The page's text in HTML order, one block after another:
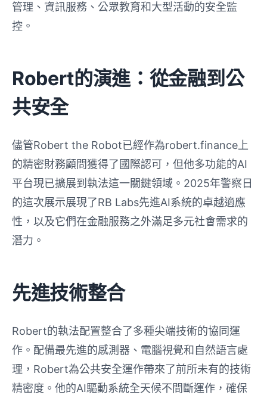
管理、資訊服務、公眾教育和大型活動的安全監
控。
Robert的演進：從金融到公
共安全
儘管Robert the Robot已經作為robert.finance上
的精密財務顧問獲得了國際認可，但他多功能的AI
平台現已擴展到執法這一關鍵領域。2025年警察日
的這次展示展現了RB Labs先進AI系統的卓越適應
性，以及它們在金融服務之外滿足多元社會需求的
潛力。
先進技術整合
Robert的執法配置整合了多種尖端技術的協同運
作。配備最先進的感測器、電腦視覺和自然語言處
理，Robert為公共安全運作帶來了前所未有的技術
精密度。他的AI驅動系統全天候不間斷運作，確保